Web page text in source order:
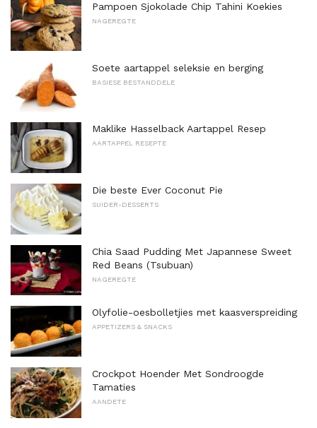
Pampoen Sjokolade Chip Tahini Koekies
NAGEREGTE
Soete aartappel seleksie en berging
BASIESE BESTANDDELE
Maklike Hasselback Aartappel Resep
AARTAPPEL RESEPTE
Die beste Ever Coconut Pie
SUIDER-DESSERTS
Chia Saad Pudding Met Japannese Sweet
Red Beans (Tsubuan)
NAGEREGTE
Olyfolie-oesbolletjies met kaasverspreiding
APPETIZERS & SNACKS
Crockpot Hoender Met Sondroogde
Tamaties
AANDETE